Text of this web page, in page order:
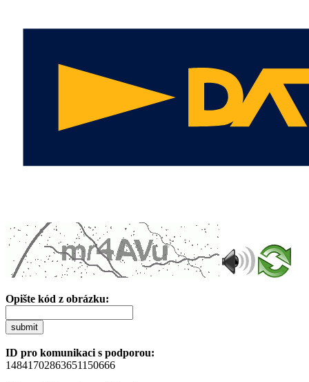
Opište kód z obrázku:
submit
ID pro komunikaci s podporou:
14841702863651150666